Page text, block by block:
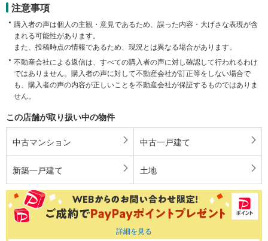
注意事項
購入者の声は個人の主観・意見であるため、誤った内容・大げさな表現が含
まれる可能性があります。
また、投稿時点の情報であるため、現況とは異なる場合があります。
不動産会社による返信は、すべての購入者の声に対し確認して行われるわけ
ではありません。購入者の声に対して不動産会社が訂正等をしない場合で
も、購入者の声の内容が正しいことを不動産会社が保証するものではありま
せん。
この店舗が取り扱い中の物件
中古マンション 中古一戸建て
新築一戸建て 土地
詳細を見る